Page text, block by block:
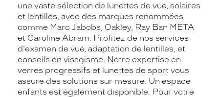
une vaste sélection de lunettes de vue, solaires
et lentilles, avec des marques renommées
comme Marc Jabobs, Oakley, Ray Ban META
et Caroline Abram. Profitez de nos services
d'examen de vue, adaptation de lentilles, et
conseils en visagisme. Notre expertise en
verres progressifs et lunettes de sport vous
assure des solutions sur mesure. Un espace
enfants est également disponible. Pour votre